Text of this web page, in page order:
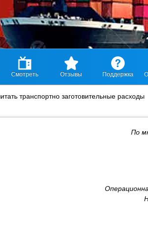
Смотреть Отзывы Поддержка
транспортно заготовительные расходы
По